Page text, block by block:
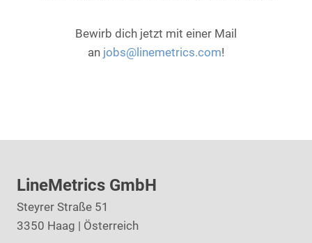
Bewirb dich jetzt mit einer Mail
an jobs@linemetrics.com!
LineMetrics GmbH
Steyrer Straße 51
3350 Haag | Österreich